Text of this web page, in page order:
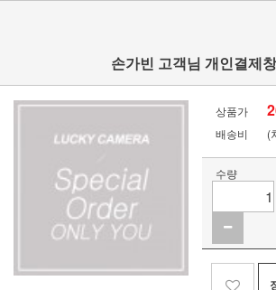
손가빈 고객님 개인결제
상품가
배송비
(
수량